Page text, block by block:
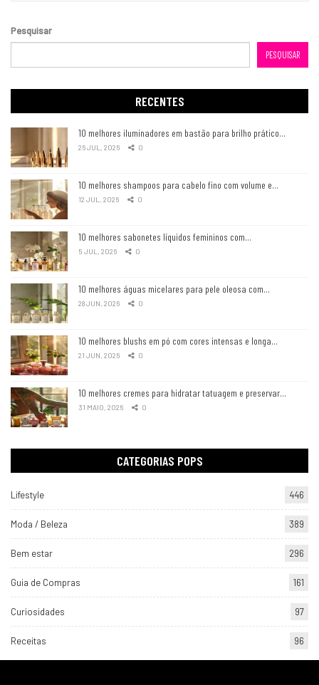
Pesquisar
PESQUISAR
RECENTES
10 melhores iluminadores em bastão para brilho prático…
26 JUL, 2026 0
10 melhores shampoos para cabelo fino com volume e…
12 JUL, 2026 0
10 melhores sabonetes líquidos femininos com…
5 JUL, 2026 0
10 melhores águas micelares para pele oleosa com…
28 JUN, 2026 0
10 melhores blushs em pó com cores intensas e longa…
21 JUN, 2026 0
10 melhores cremes para hidratar tatuagem e preservar…
31 MAIO, 2026 0
CATEGORIAS POPS
Lifestyle 446
Moda / Beleza 389
Bem estar 296
Guia de Compras 161
Curiosidades 97
Receitas 96